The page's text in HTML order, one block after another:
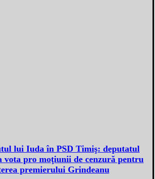
lui Iuda în PSD Timiş: deputatul
vota pro moţiunii de cenzură pentru
premierului Grindeanu